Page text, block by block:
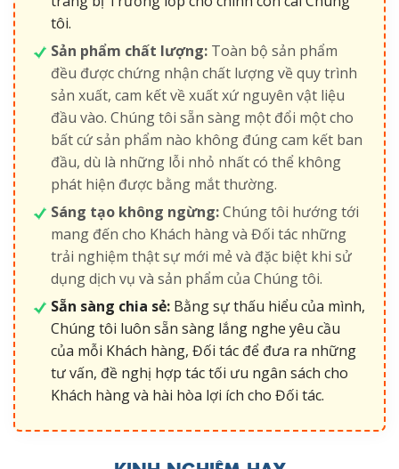
tôi.
Sản phẩm chất lượng: Toàn bộ sản phẩm
đều được chứng nhận chất lượng về quy trình
sản xuất, cam kết về xuất xứ nguyên vật liệu
đầu vào. Chúng tôi sẵn sàng một đổi một cho
bất cứ sản phẩm nào không đúng cam kết ban
đầu, dù là những lỗi nhỏ nhất có thể không
phát hiện được bằng mắt thường.
Sáng tạo không ngừng:Chúng tôi hướng tới
mang đến cho Khách hàng và Đối tác những
trải nghiệm thật sự mới mẻ và đặc biệt khi sử
dụng dịch vụ và sản phẩm của Chúng tôi.
Sẵn sàng chia sẻ: Bằng sự thấu hiểu của mình,
Chúng tôi luôn sẵn sàng lắng nghe yêu cầu
của mỗi Khách hàng, Đối tác để đưa ra những
tư vấn, đề nghị hợp tác tối ưu ngân sách cho
Khách hàng và hài hòa lợi ích cho Đối tác.